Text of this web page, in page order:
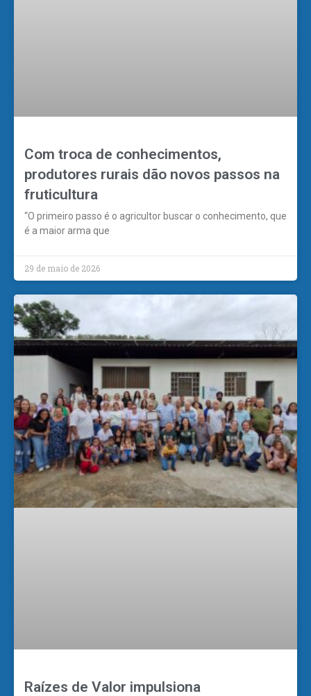
Com troca de conhecimentos,
produtores rurais dão novos passos na
fruticultura
“O primeiro passo é o agricultor buscar o conhecimento, que
é a maior arma que
29 de maio de 2026
Raízes de Valor impulsiona